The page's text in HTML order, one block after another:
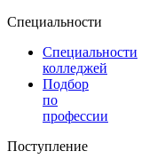
Специальности
Специальности
колледжей
Подбор
по
профессии
Поступление